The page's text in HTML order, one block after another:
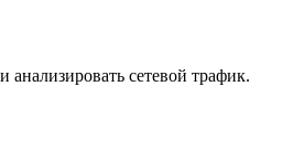
сетевой трафик.